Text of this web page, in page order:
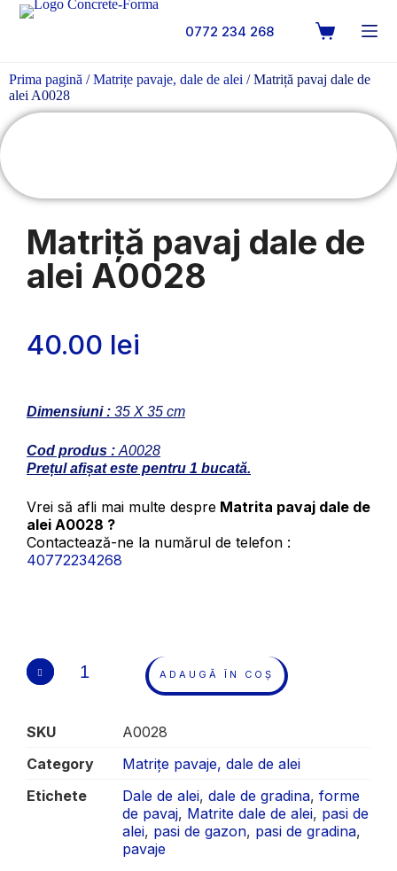
0772 234 268
Prima pagină /Matrițe pavaje, dale de alei / Matriță pavaj dale de
alei A0028
Matriță pavaj dale de
alei A0028
40.00 lei
Dimensiuni : 35 X 35 cm
Cod produs : A0028
Prețul afișat este pentru 1 bucată.
Vrei să afli mai multe despre Matrita pavaj dale de
alei A0028 ?
Contactează-ne la numărul de telefon :
40772234268
ADAUGĂ ÎN COȘ
SKU
A0028
Category
Matrițe pavaje, dale de alei
Etichete
Dale de alei, dale de gradina, forme
de pavaj, Matrite dale de alei, pasi de
alei, pasi de gazon, pasi de gradina,
pavaje